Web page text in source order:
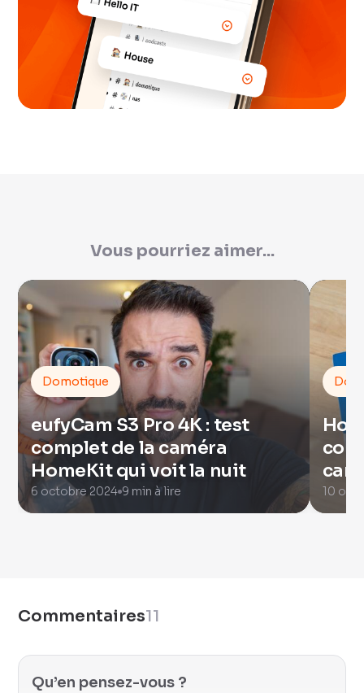
Vous pourriez aimer...
Domotique
eufyCam S3 Pro 4K : test
complet de la caméra
HomeKit qui voit la nuit
6 octobre 2024 9 min à lire 10
Commentaires11
Qu’en pensez-vous ?